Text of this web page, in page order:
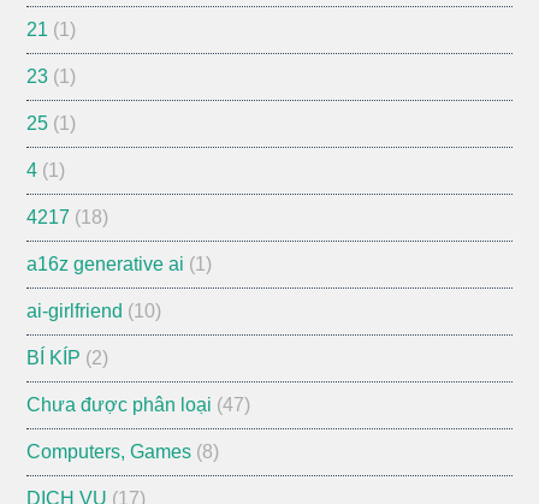
21 (1)
23 (1)
25 (1)
4 (1)
4217 (18)
a16z generative ai (1)
ai-girlfriend (10)
BÍ KÍP (2)
Chưa được phân loại (47)
Computers, Games (8)
DỊCH VỤ (17)